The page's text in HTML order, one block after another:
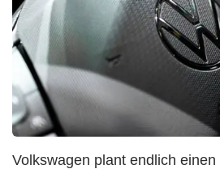
Volkswagen plant endlich einen